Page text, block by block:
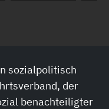
sozialpolitisch
der
benachteiligter